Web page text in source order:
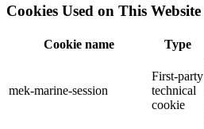
Cookies Used on This Website
Cookie name Type
mek-marine-session
First-party
technical
cookie